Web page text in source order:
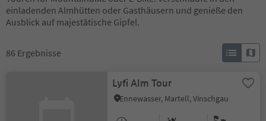
einladenden Almhütten oder Gasthäusern und genieße den
Ausblick auf majestätische Gipfel.
86 Ergebnisse
Lyfi Alm Tour
Ennewasser, Martell, Vinschgau